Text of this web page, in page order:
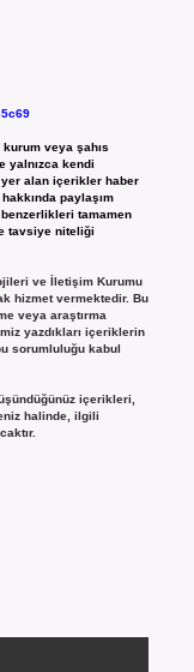
veya şahıs
yalnızca kendi
yer alan içerikler haber
paylaşım
tamamen
tavsiye niteliği
ve İletişim Kurumu
hizmet vermektedir. Bu
veya araştırma
yazdıkları içeriklerin
sorumluluğu kabul
içerikleri,
halinde, ilgili